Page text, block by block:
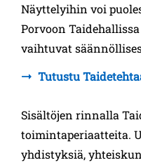
Näyttelyihin voi
Porvoon
vaihtuvat
Tutustu
Sisältöjen rinnalla
toimintaperiaatteita.
yhdistyksiä,